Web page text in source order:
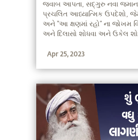
જવાબ આપતા, સદ્‍ગુરુ નવા
પ્રચલિત આધ્યાત્મિક ઉપદેશો,
અને “આ ક્ષણમાં રહો” ના જોખમ
અને દિલાસો શોધવા અને ઉકેલ
Apr 25, 2023